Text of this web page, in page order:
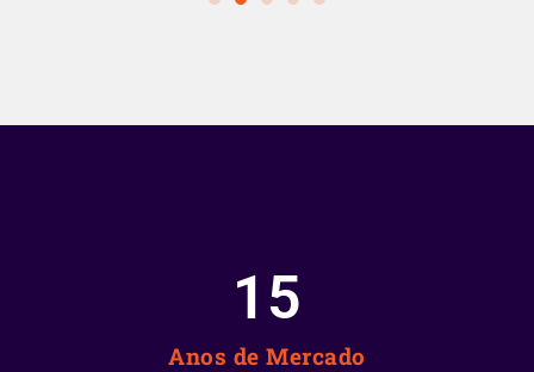
Anos de Mercado
15